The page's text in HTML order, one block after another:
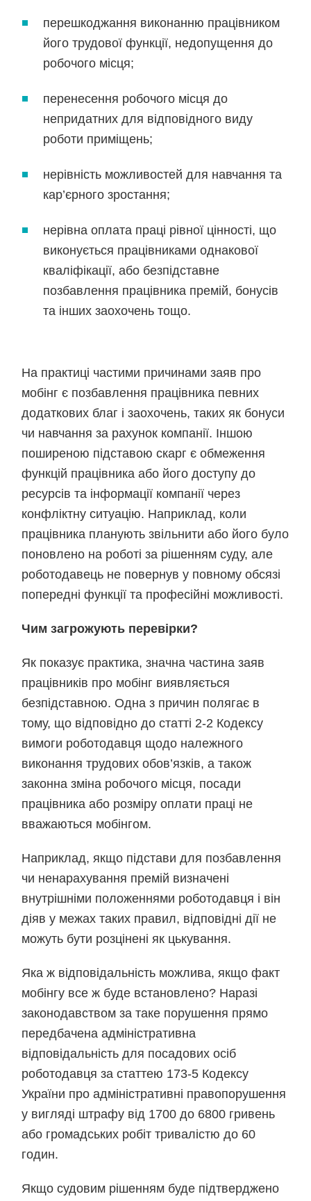
перешкоджання виконанню працівником
його трудової функції, недопущення до
робочого місця;
перенесення робочого місця до
непридатних для відповідного виду
роботи приміщень;
нерівність можливостей для навчання та
кар’єрного зростання;
нерівна оплата праці рівної цінності, що
виконується працівниками однакової
кваліфікації, або безпідставне
позбавлення працівника премій, бонусів
та інших заохочень тощо.
На практиці частими причинами заяв про
мобінг є позбавлення працівника певних
додаткових благ і заохочень, таких як бонуси
чи навчання за рахунок компанії. Іншою
поширеною підставою скарг є обмеження
функцій працівника або його доступу до
ресурсів та інформації компанії через
конфліктну ситуацію. Наприклад, коли
працівника планують звільнити або його було
поновлено на роботі за рішенням суду, але
роботодавець не повернув у повному обсязі
попередні функції та професійні можливості.
Чим загрожують перевірки?
Як показує практика, значна частина заяв
працівників про мобінг виявляється
безпідставною. Одна з причин полягає в
тому, що відповідно до статті 2-2 Кодексу
вимоги роботодавця щодо належного
виконання трудових обов’язків, а також
законна зміна робочого місця, посади
працівника або розміру оплати праці не
вважаються мобінгом.
Наприклад, якщо підстави для позбавлення
чи ненарахування премій визначені
внутрішніми положеннями роботодавця і він
діяв у межах таких правил, відповідні дії не
можуть бути розцінені як цькування.
Яка ж відповідальність можлива, якщо факт
мобінгу все ж буде встановлено? Наразі
законодавством за таке порушення прямо
передбачена адміністративна
відповідальність для посадових осіб
роботодавця за статтею 173-5 Кодексу
України про адміністративні правопорушення
у вигляді штрафу від 1700 до 6800 гривень
або громадських робіт тривалістю до 60
годин.
Якщо судовим рішенням буде підтверджено